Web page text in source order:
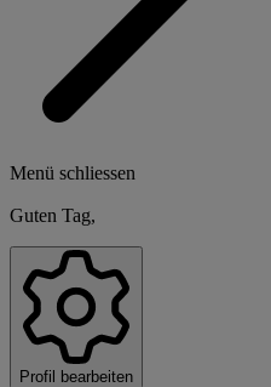
Menü schliessen
Guten Tag,
Profil bearbeiten